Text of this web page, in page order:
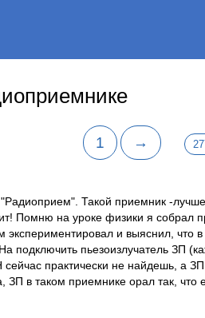
1 →
Такой приемник -
Помню на уроке физики я собрал
и выяснил, что
подключить пьезоизлучатель ЗП
практически не найдешь, а
ЗП в таком приемнике орал так,